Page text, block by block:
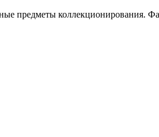
предметы коллекционирования.